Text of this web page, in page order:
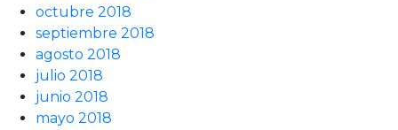
octubre 2018
septiembre 2018
agosto 2018
julio 2018
junio 2018
mayo 2018